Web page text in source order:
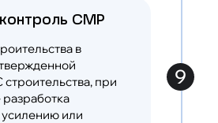
СМР
в
при
или
9